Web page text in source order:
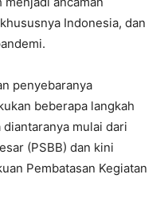
Indonesia, dan
penyebaranya
beberapa langkah
mulai dari
(PSBB) dan kini
Pembatasan Kegiatan